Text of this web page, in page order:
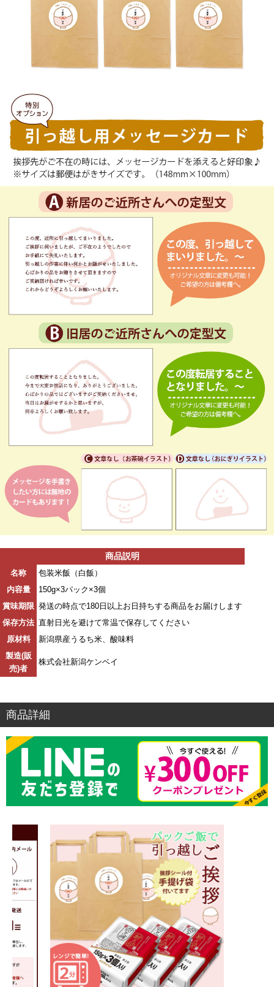
商品説明
名称
包装米飯（白飯）
内容量
150g×3パック×3個
賞味期限 発送の時点で180日以上お日持ちする商品をお届けします
保存方法 直射日光を避けて常温で保存してください
原材料
新潟県産うるち米、酸味料
製造(販
売)者
株式会社新潟ケンベイ
商品詳細